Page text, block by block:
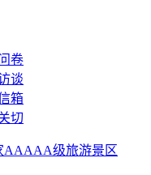
卷
谈
箱
切
AAAAA级旅游景区